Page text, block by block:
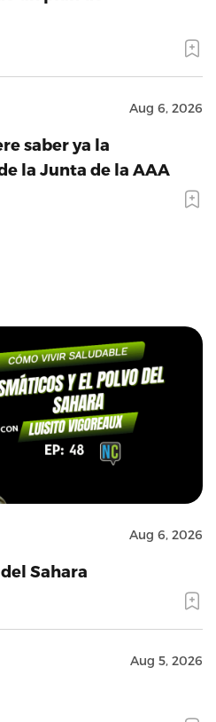
Aug 6, 2026
saber ya la
la Junta de la AAA
Aug 6, 2026
Sahara
Aug 5, 2026